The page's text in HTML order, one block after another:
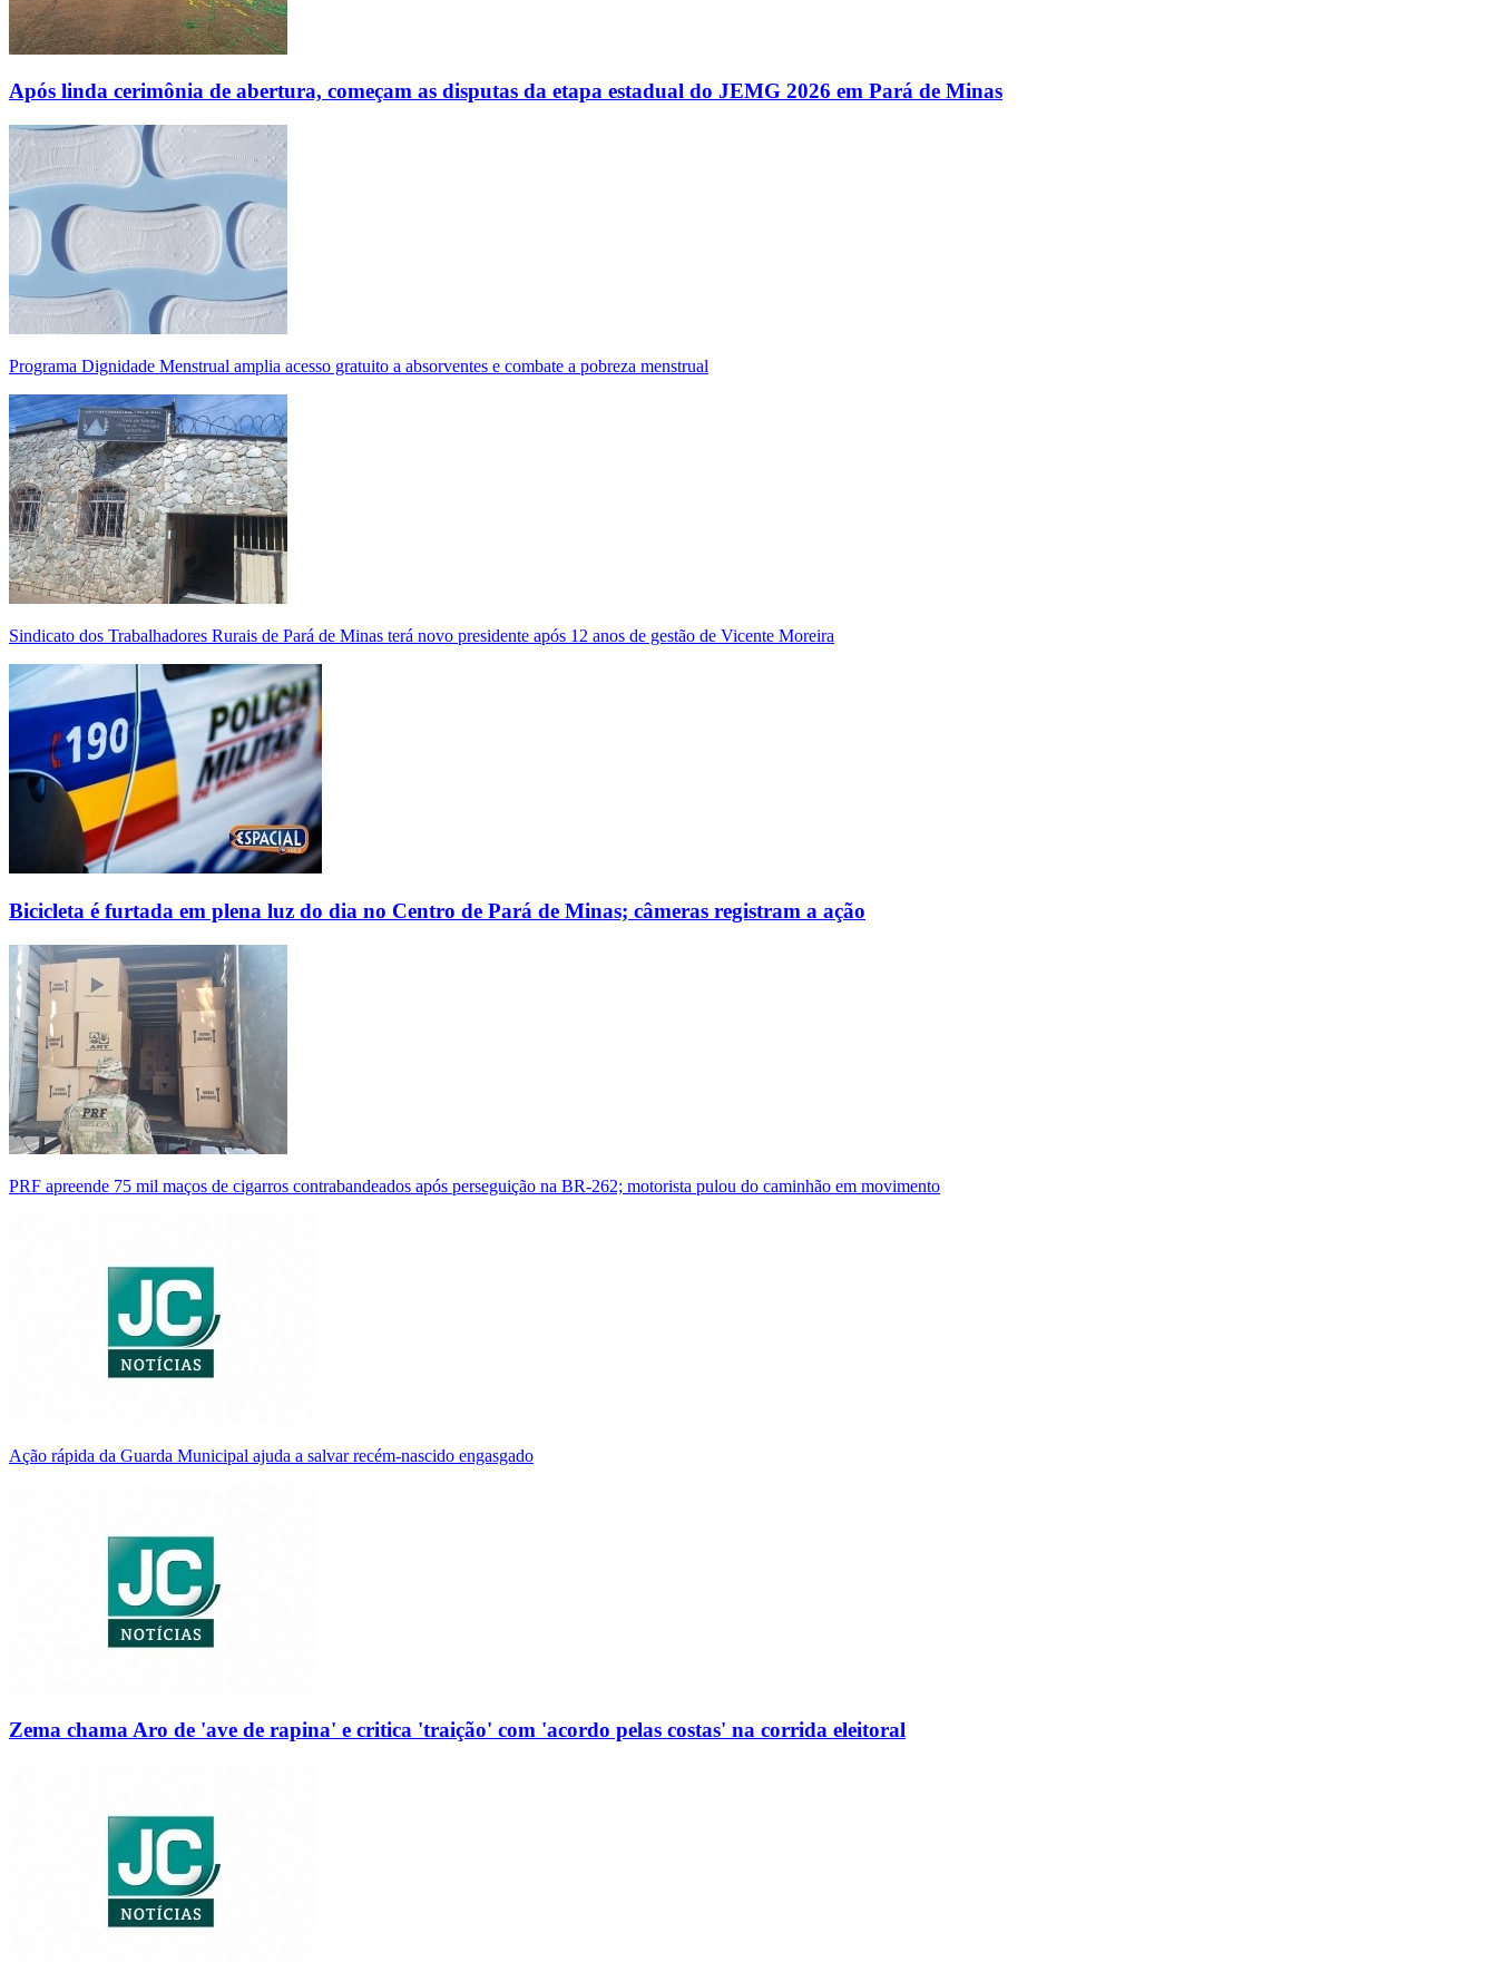
Após linda cerimônia de abertura, começam as disputas da etapa estadual do JEMG 2026 em Pará de Minas
Programa Dignidade Menstrual amplia acesso gratuito a absorventes e combate a pobreza menstrual
Sindicato dos Trabalhadores Rurais de Pará de Minas terá novo presidente após 12 anos de gestão de Vicente Moreira
Bicicleta é furtada em plena luz do dia no Centro de Pará de Minas; câmeras registram a ação
PRF apreende 75 mil maços de cigarros contrabandeados após perseguição na BR-262; motorista pulou do caminhão em movimento
Ação rápida da Guarda Municipal ajuda a salvar recém-nascido engasgado
Zema chama Aro de 'ave de rapina' e critica 'traição' com 'acordo pelas costas' na corrida eleitoral